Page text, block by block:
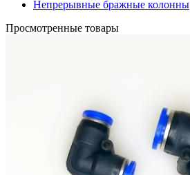
Непрерывные бражные колонны
Просмотренные товары